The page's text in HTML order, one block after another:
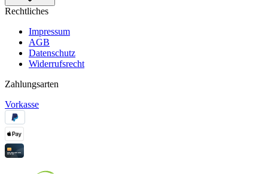
Rechtliches
Impressum
AGB
Datenschutz
Widerrufsrecht
Zahlungsarten
Vorkasse